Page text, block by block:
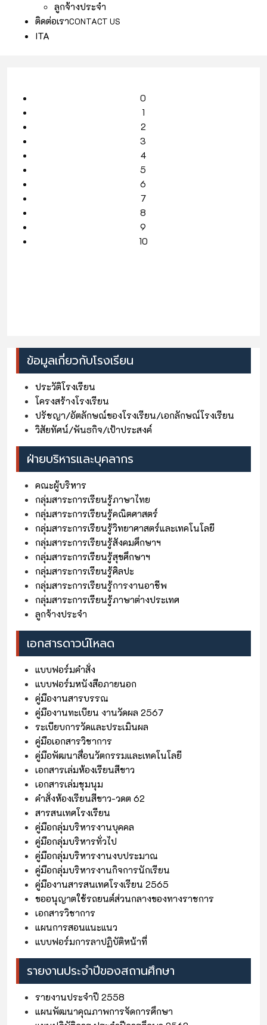
ลูกจ้างประจำ
ติดต่อเราCONTACT US
ITA
0
1
2
3
4
5
6
7
8
9
10
ข้อมูลเกี่ยวกับโรงเรียน
ประวัติโรงเรียน
โครงสร้างโรงเรียน
ปรัชญา/อัตลักษณ์ของโรงเรียน/เอกลักษณ์โรงเรียน
วิสัยทัศน์/พันธกิจ/เป้าประสงค์
ฝ่ายบริหารและบุคลากร
คณะผู้บริหาร
กลุ่มสาระการเรียนรู้ภาษาไทย
กลุ่มสาระการเรียนรู้คณิตศาสตร์
กลุ่มสาระการเรียนรู้วิทยาศาสตร์และเทคโนโลยี
กลุ่มสาระการเรียนรู้สังคมศึกษาฯ
กลุ่มสาระการเรียนรู้สุขศึกษาฯ
กลุ่มสาระการเรียนรู้ศิลปะ
กลุ่มสาระการเรียนรู้การงานอาชีพ
กลุ่มสาระการเรียนรู้ภาษาต่างประเทศ
ลูกจ้างประจำ
เอกสารดาวน์โหลด
แบบฟอร์มคำสั่ง
แบบฟอร์มหนังสือภายนอก
คู่มืองานสารบรรณ
คู่มืองานทะเบียน งานวัดผล 2567
ระเบียบการวัดและประเมินผล
คู่มือเอกสารวิชาการ
คู่มือพัฒนาสื่อนวัตกรรมและเทคโนโลยี
เอกสารเล่มห้องเรียนสีขาว
เอกสารเล่มชุมนุม
คำสั่งห้องเรียนสีขาว-วดต 62
สารสนเทศโรงเรียน
คู่มือกลุ่มบริหารงานบุคคล
คู่มือกลุ่มบริหารทั่วไป
คู่มือกลุ่มบริหารงานงบประมาณ
คู่มือกลุ่มบริหารงานกิจการนักเรียน
คู่มืองานสารสนเทศโรงเรียน 2565
ขออนุญาตใช้รถยนต์ส่วนกลางของทางราชการ
เอกสารวิชาการ
แผนการสอนแนะแนว
แบบฟอร์มการลาปฏิบัติหน้าที่
รายงานประจำปีของสถานศึกษา
รายงานประจำปี 2558
แผนพัฒนาคุณภาพการจัดการศึกษา